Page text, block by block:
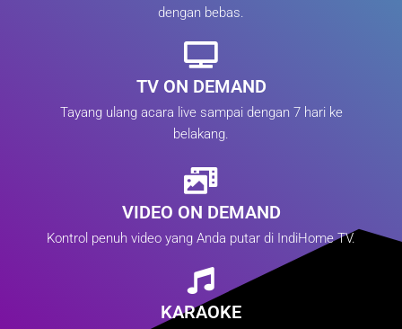
dengan bebas.
TV ON DEMAND
Tayang ulang acara live sampai dengan 7 hari ke
belakang.
VIDEO ON DEMAND
Kontrol penuh video yang Anda putar di IndiHome TV.
KARAOKE